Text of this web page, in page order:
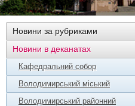
Новини за рубриками
Новини в деканатах
Кафедральний собор
Володимирський міський
Володимирський районний